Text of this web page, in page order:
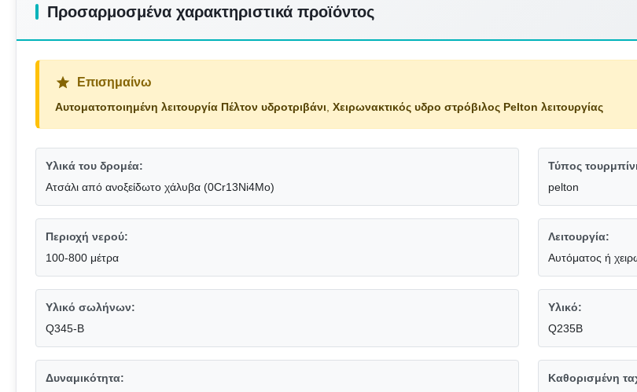
Προσαρμοσμένα χαρακτηριστικά προϊόντος
Επισημαίνω
Αυτοματοποιημένη λειτουργία Πέλτον υδροτριβάνι Χειρωνακτικός υδρο στρόβιλος Pelton λειτουργίας
Υλικά του δρομέα:
Ατσάλι από ανοξείδωτο χάλυβα (0Cr13Ni4Mo)
Τύπος
pelton
Περιοχή νερού:
100-800 μέτρα
Λειτουργία:
Αυτόματος ή
Υλικό σωλήνων:
Q345-Β
Υλικό:
Q235B
Δυναμικότητα:
Καθορισμένη